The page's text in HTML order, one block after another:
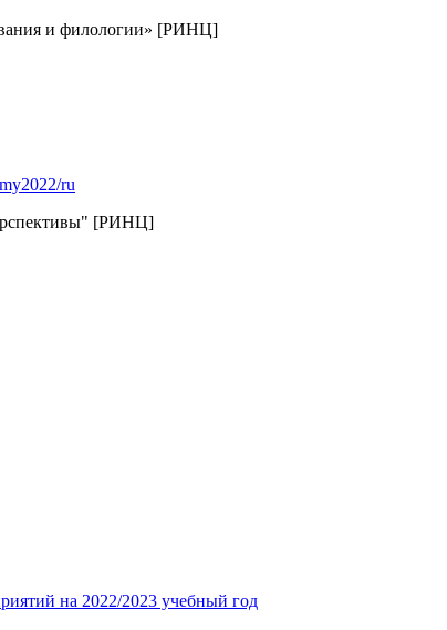
и филологии» [РИНЦ]
ru
[РИНЦ]
на 2022/2023 учебный год